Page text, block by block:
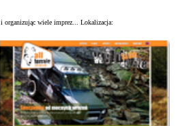
organizując wiele imprez... Lokalizacja: